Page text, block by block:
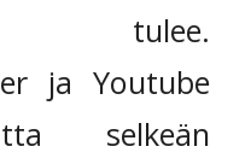
tulee.
ja Youtube
selkeän